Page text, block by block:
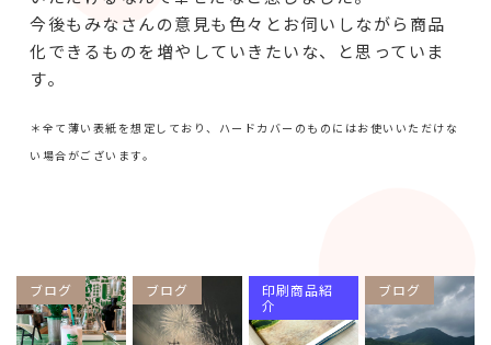
今後もみなさんの意見も色々とお伺いしながら商品
化できるものを増やしていきたいな、と思っていま
す。
＊全て薄い表紙を想定しており、ハードカバーのものにはお使いいただけな
い場合がございます。
ブログ ブログ
印刷商品紹
介
ブログ